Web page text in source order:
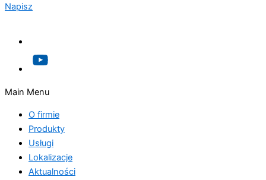
Napisz
Main Menu
O firmie
Produkty
Usługi
Lokalizacje
Aktualności